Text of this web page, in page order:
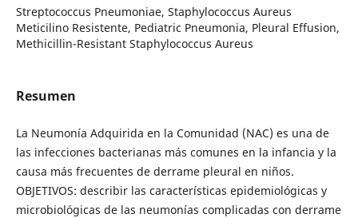
Streptococcus Pneumoniae, Staphylococcus Aureus
Meticilino Resistente, Pediatric Pneumonia, Pleural Effusion,
Methicillin-Resistant Staphylococcus Aureus
Resumen
La Neumonía Adquirida en la Comunidad (NAC) es una de
las infecciones bacterianas más comunes en la infancia y la
causa más frecuentes de derrame pleural en niños.
OBJETIVOS: describir las características epidemiológicas y
microbiológicas de las neumonías complicadas con derrame